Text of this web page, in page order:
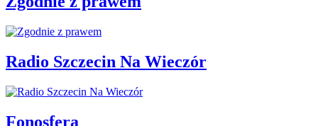
Radio Szczecin Na Wieczór
Fonosfera